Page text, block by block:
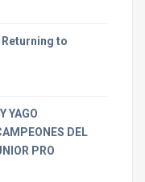
Returning to
YAGO
DEL
PRO